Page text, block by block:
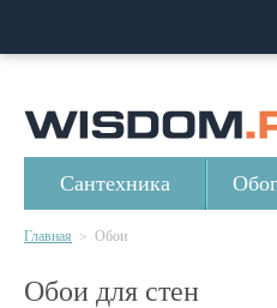
Сантехника
Главная > Обои
Обои для стен